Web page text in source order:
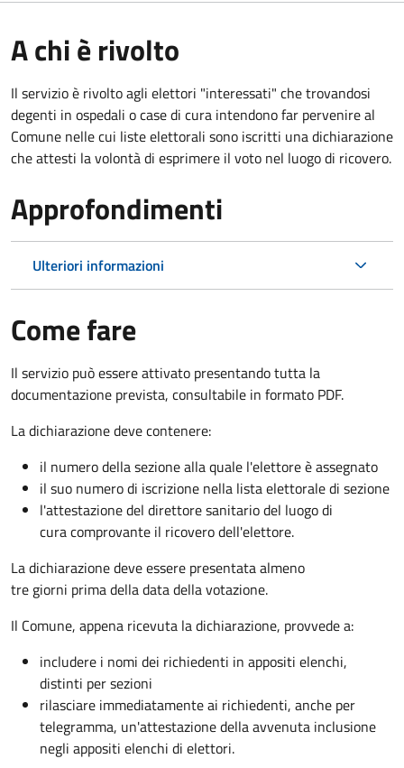
A chi è rivolto
Il servizio è rivolto agli elettori "interessati" che trovandosi
degenti in ospedali o case di cura intendono far pervenire al
Comune nelle cui liste elettorali sono iscritti una dichiarazione
che attesti la volontà di esprimere il voto nel luogo di ricovero.
Approfondimenti
Ulteriori informazioni
Come fare
Il servizio può essere attivato presentando tutta la
documentazione prevista, consultabile in formato PDF.
La dichiarazione deve contenere:
il numero della sezione alla quale l'elettore è assegnato
il suo numero di iscrizione nella lista elettorale di sezione
l'attestazione del direttore sanitario del luogo di
cura comprovante il ricovero dell'elettore.
La dichiarazione deve essere presentata almeno
tre giorni prima della data della votazione.
Il Comune, appena ricevuta la dichiarazione, provvede a:
includere i nomi dei richiedenti in appositi elenchi,
distinti per sezioni
rilasciare immediatamente ai richiedenti, anche per
telegramma, un'attestazione della avvenuta inclusione
negli appositi elenchi di elettori.